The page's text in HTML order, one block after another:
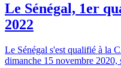
Le Sénégal, 1er
2022
Le Sénégal s'est qualifié à la
dimanche 15 novembre 2020,